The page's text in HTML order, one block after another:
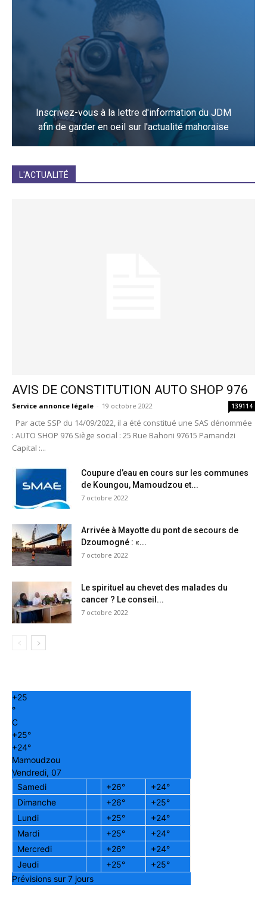
Inscrivez-vous à la lettre d'information du JDM
afin de garder en oeil sur l'actualité mahoraise
L'ACTUALITÉ
AVIS DE CONSTITUTION AUTO SHOP 976
Service annonce légale - 19 octobre 2022 139114
Par acte SSP du 14/09/2022, il a été constitué une SAS dénommée
: AUTO SHOP 976 Siège social : 25 Rue Bahoni 97615 Pamandzi
Capital :...
Coupure d’eau en cours sur les communes
de Koungou, Mamoudzou et...
7 octobre 2022
Arrivée à Mayotte du pont de secours de
Dzoumogné : «...
7 octobre 2022
Le spirituel au chevet des malades du
cancer ? Le conseil...
7 octobre 2022
+25
°
C
+25°
+24°
Mamoudzou
Vendredi, 07
Samedi
+26° +24°
Dimanche
+26° +25°
Lundi
+25° +24°
Mardi
+25° +24°
Mercredi
+26° +24°
Jeudi
+25° +25°
Prévisions sur 7 jours